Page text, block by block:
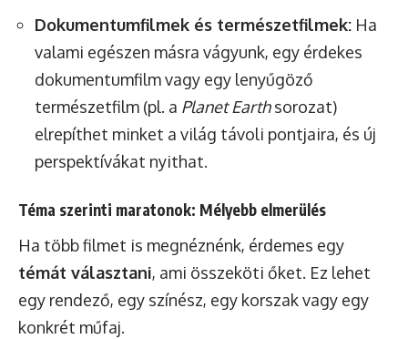
Dokumentumfilmek és természetfilmek: Ha
valami egészen másra vágyunk, egy érdekes
dokumentumfilm vagy egy lenyűgöző
természetfilm (pl. a Planet Earthsorozat)
elrepíthet minket a világ távoli pontjaira, és új
perspektívákat nyithat.
Téma szerinti maratonok: Mélyebb elmerülés
Ha több filmet is megnéznénk, érdemes egy
témát választani, ami összeköti őket. Ez lehet
egy rendező, egy színész, egy korszak vagy egy
konkrét műfaj.